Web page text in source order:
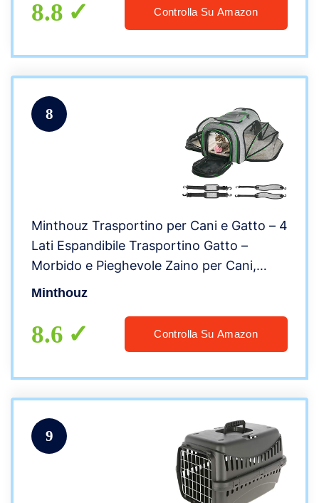
8.8 Controlla Su Amazon
8
Minthouz Trasportino per Cani e Gatto – 4
Lati Espandibile Trasportino Gatto –
Morbido e Pieghevole Zaino per Cani,
Borsa Trasportino Pet con Tappetino in
Minthouz
8.6 Controlla Su Amazon
9